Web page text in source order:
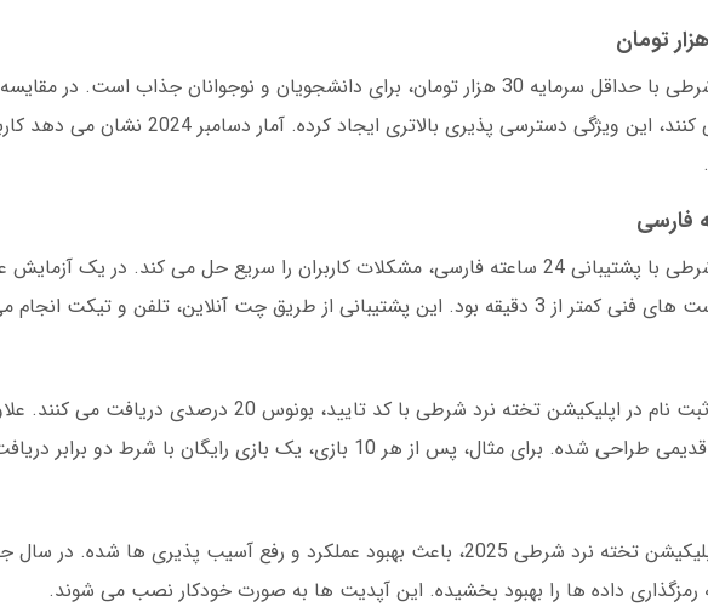
اپلیکیشن تخته نرد شرطی با پشتیبانی 24 ساعته فارسی، مشکلات کاربران را سریع حل می کند. در
از طریق چت آنلاین، تلفن و تیکت انجام می شود.
کاربران جدید پس از ثبت نام در اپلیکیشن تخته نرد شرطی با کد تایید،
مثال، پس از هر 10 بازی، یک بازی رایگان با شرط دو برابر دریافت می کنید.
رمزگذاری داده ها را بهبود بخشیده. این آپدیت ها به صورت خودکار نصب می شوند.